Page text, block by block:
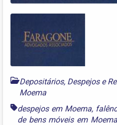
Depositários, Despejos e
Moema
despejos em Moema,
de bens móveis em Moema